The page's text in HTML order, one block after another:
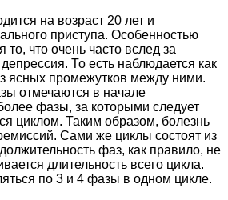
на возраст 20 лет и
приступа. Особенностью
что очень часто вслед за
То есть наблюдается как
ясных промежутков между ними.
отмечаются в начале
фазы, за которыми следует
циклом. Таким образом, болезнь
Сами же циклы состоят из
фаз, как правило, не
длительность всего цикла.
по 3 и 4 фазы в одном цикле.